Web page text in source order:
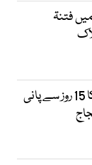
میں فتنۃ
کراچی: لائنز ایریا کے مکینوں کا 15 روز سے پانی